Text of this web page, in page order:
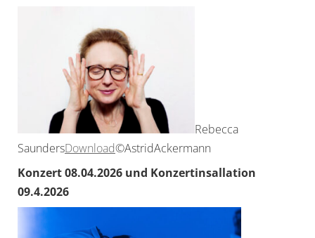
Rebecca
SaundersDownload©AstridAckermann
Konzert 08.04.2026 und Konzertinsallation
09.4.2026